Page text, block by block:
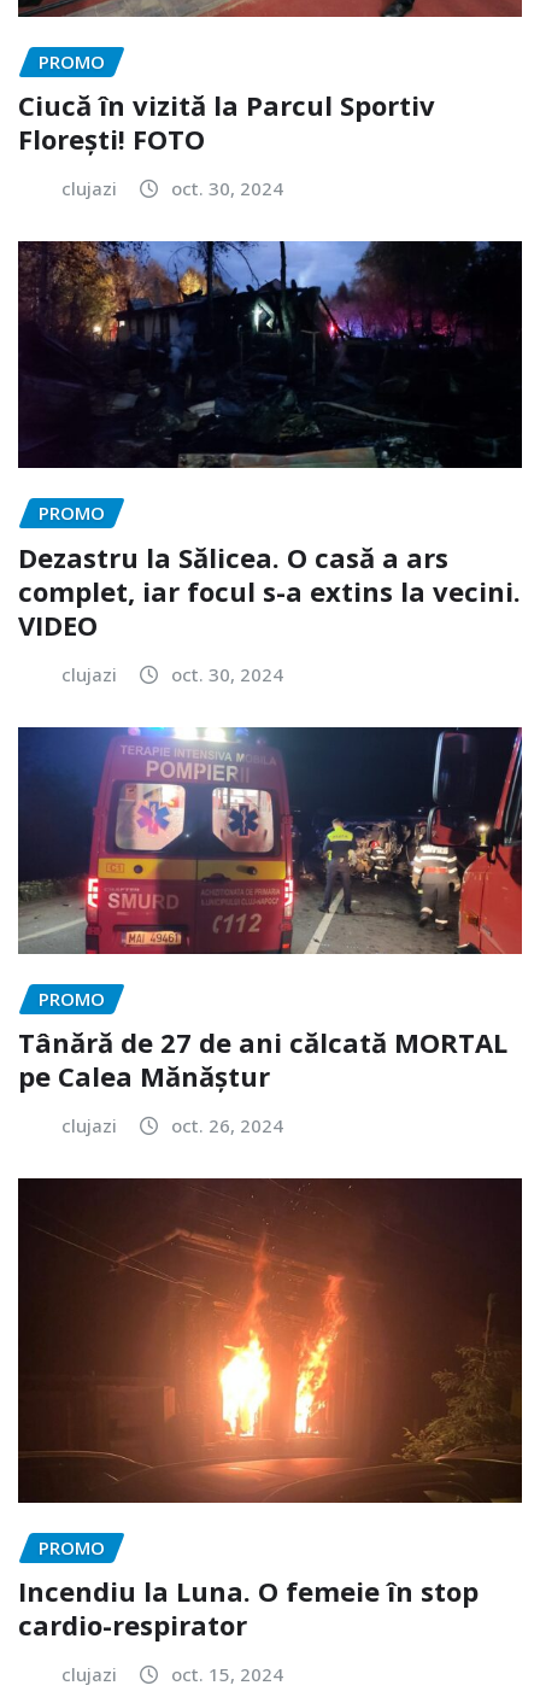
PROMO
Ciucă în vizită la Parcul Sportiv
Florești! FOTO
clujazi oct. 30, 2024
PROMO
Dezastru la Sălicea. O casă a ars
complet, iar focul s-a extins la vecini.
VIDEO
clujazi oct. 30, 2024
PROMO
Tânără de 27 de ani călcată MORTAL
pe Calea Mănăștur
clujazi oct. 26, 2024
PROMO
Incendiu la Luna. O femeie în stop
cardio-respirator
clujazi oct. 15, 2024